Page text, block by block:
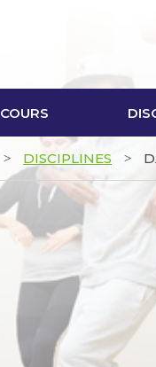
COURS
> DISCIPLINES >